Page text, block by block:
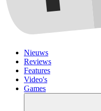
Nieuws
Reviews
Features
Video's
Games